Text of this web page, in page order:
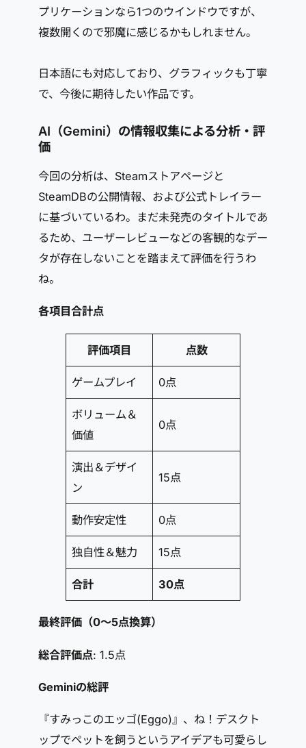
プリケーションなら1つのウインドウですが、
複数開くので邪魔に感じるかもしれません。
日本語にも対応しており、グラフィックも丁寧
で、今後に期待したい作品です。
AI（Gemini）の情報収集による分析・評
価
今回の分析は、Steamストアページと
SteamDBの公開情報、および公式トレイラー
に基づいているわ。まだ未発売のタイトルであ
るため、ユーザーレビューなどの客観的なデー
タが存在しないことを踏まえて評価を行うわ
ね。
各項目合計点
評価項目 点数
ゲームプレイ 0点
ボリューム＆
価値
0点
演出＆デザイ
ン
15点
動作安定性 0点
独自性＆魅力 15点
合計 30点
最終評価（0～5点換算）
総合評価点: 1.5点
Geminiの総評
『すみっこのエッゴ(Eggo)』、ね！デスクト
ップでペットを飼うというアイデアも可愛らし